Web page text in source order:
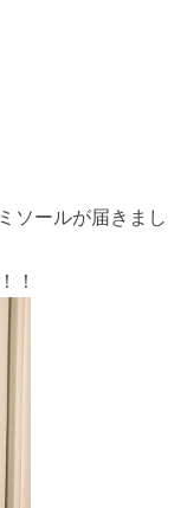
ソールが届きまし
！